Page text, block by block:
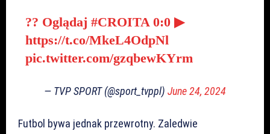
?? Oglądaj #CROITA0:0 ▶
https://t.co/MkeL4OdpNl
pic.twitter.com/gzqbewKYrm
— TVP SPORT (@sport_tvppl) June 24, 2024
Futbol bywa jednak przewrotny. Zaledwie